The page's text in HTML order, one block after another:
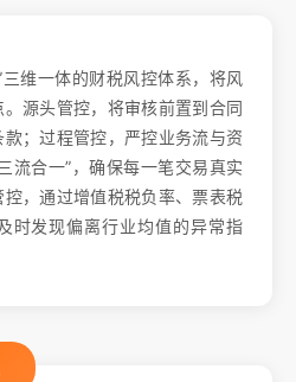
维一体的财税风控体系，将风
源头管控，将审核前置到合同
；过程管控，严控业务流与资
流合一”，确保每一笔交易真实
，通过增值税税负率、票表税
时发现偏离行业均值的异常指